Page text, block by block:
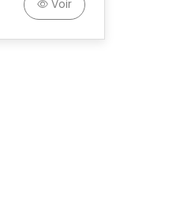
Voir